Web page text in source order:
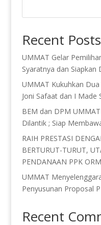
Recent Posts
UMMAT Gelar
Syaratnya dan Siapkan
UMMAT Kukuhkan
Joni Safaat dan I Made
BEM dan DPM
Dilantik ; Siap
RAIH PRESTASI
BERTURUT-TURUT,
PENDANAAN PPK
UMMAT
Penyusunan Proposal
Recent